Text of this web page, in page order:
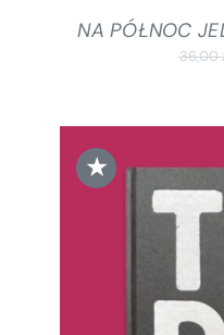
NA PÓŁNOC
36,00
★